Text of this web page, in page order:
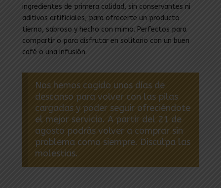
ingredientes de primera calidad, sin conservantes ni
aditivos artificiales, para ofrecerte un producto
tierno, sabroso y hecho con mimo. Perfectos para
compartir o para disfrutar en solitario con un buen
café o una infusión.
Nos hemos cogido unos días de
descanso para volver con las pilas
cargadas y poder seguir ofreciéndote
el mejor servicio. A partir del 21 de
agosto podrás volver a comprar sin
problema como siempre. Disculpa las
molestias.